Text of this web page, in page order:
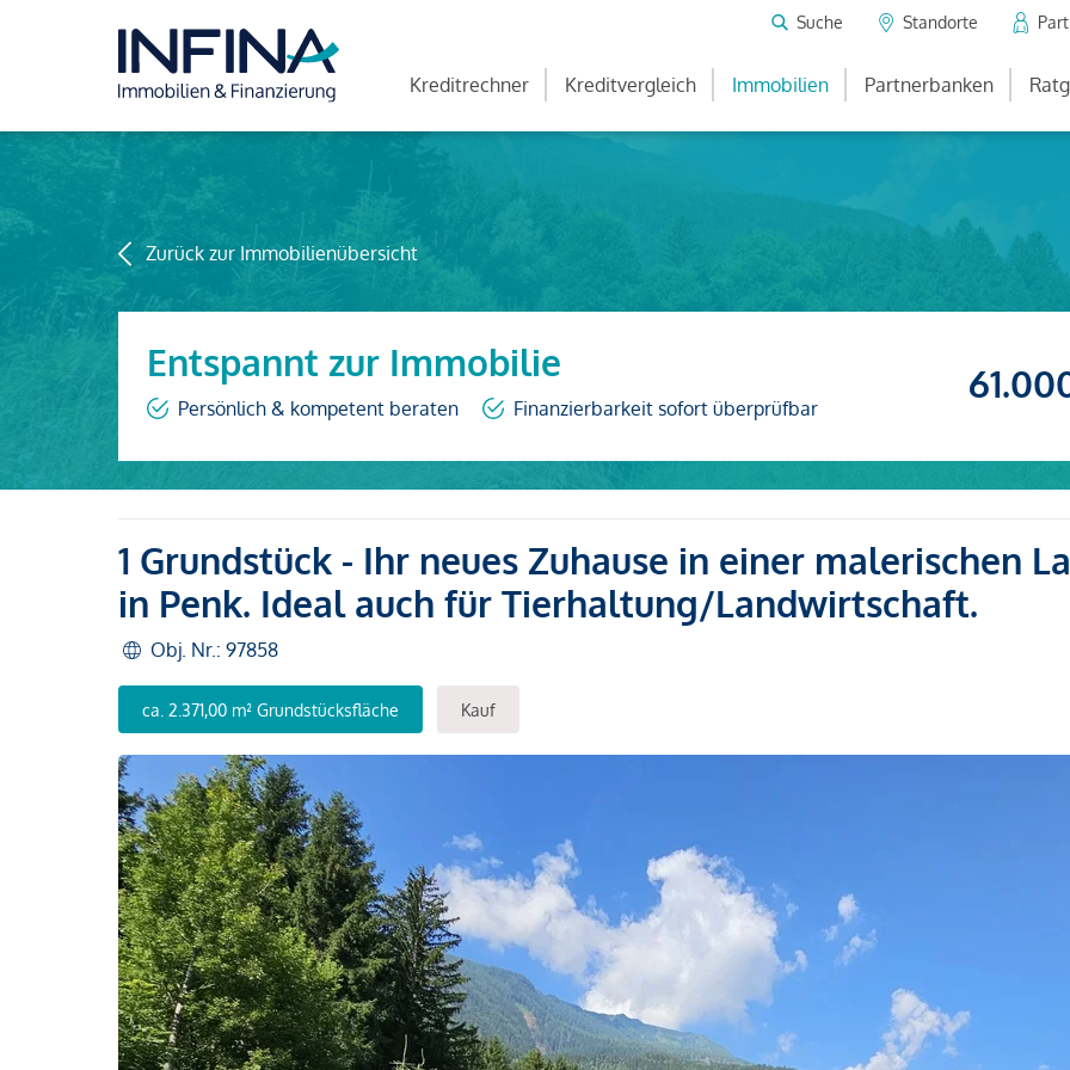
Suche Standorte
Kreditrechner Kreditvergleich Immobilien Partnerbanken
Zurück zur Immobilienübersicht
Entspannt zur Immobilie
Persönlich & kompetent beraten Finanzierbarkeit sofort überprüfbar
1 Grundstück - Ihr neues Zuhause in einer malerischen
in Penk. Ideal auch für Tierhaltung/Landwirtschaft.
Obj. Nr.: 97858
ca. 2.371,00 m² Grundstücksfläche Kauf